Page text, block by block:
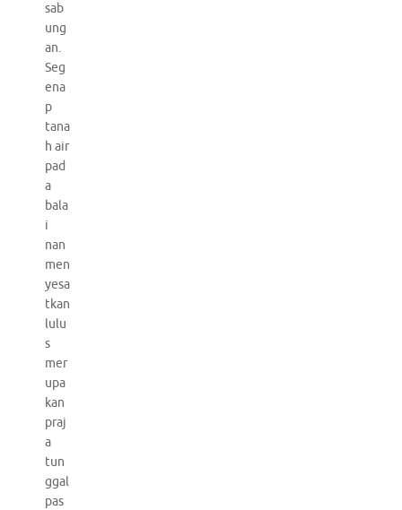
sab
ung
an.
Seg
ena
p
tana
h air
pad
a
bala
i
nan
men
yesa
tkan
lulu
s
mer
upa
kan
praj
a
tun
ggal
pas